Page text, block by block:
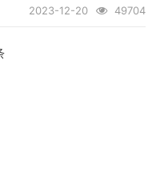
2023-12-20 49704